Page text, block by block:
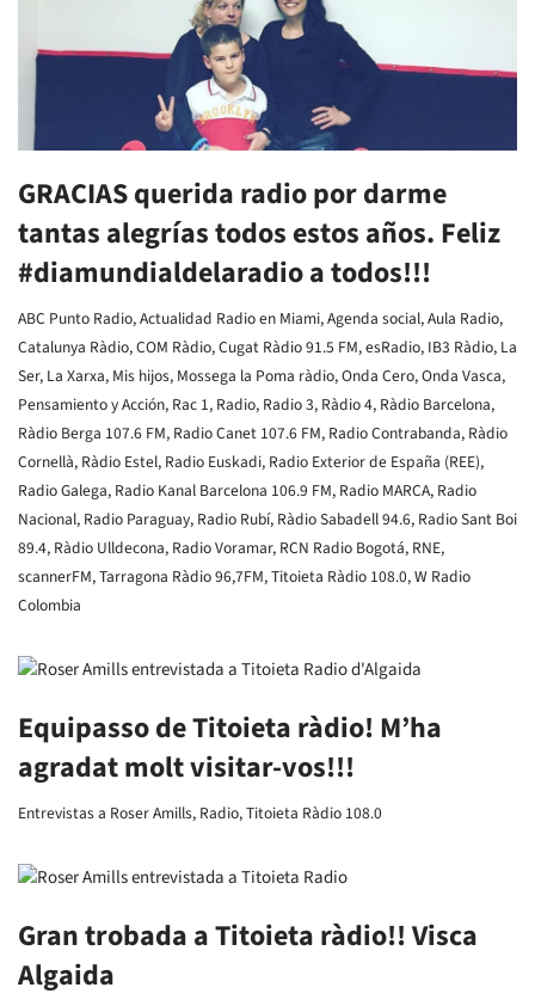
GRACIAS querida radio por darme
tantas alegrías todos estos años. Feliz
#diamundialdelaradio a todos!!!
ABC Punto Radio,Actualidad Radio en Miami,Agenda social,Aula Radio,
Catalunya Ràdio,COM Ràdio,Cugat Ràdio 91.5 FM,esRadio, IB3 Ràdio, La
Ser, La Xarxa, Mis hijos, Mossega la Poma ràdio,Onda Cero,Onda Vasca,
Pensamiento y Acción, Rac 1, Radio, Radio 3, Ràdio 4, Ràdio Barcelona,
Ràdio Berga 107.6 FM, Radio Canet 107.6 FM, Radio Contrabanda, Ràdio
Cornellà, Ràdio Estel, Radio Euskadi, Radio Exterior de España (REE),
Radio Galega, Radio Kanal Barcelona 106.9 FM, Radio MARCA, Radio
Nacional, Radio Paraguay, Radio Rubí, Ràdio Sabadell 94.6, Radio Sant Boi
89.4, Ràdio Ulldecona, Radio Voramar, RCN Radio Bogotá, RNE,
scannerFM,Tarragona Ràdio 96,7FM,Titoieta Ràdio 108.0,W Radio
Colombia
Equipasso de Titoieta ràdio! M’ha
agradat molt visitar-vos!!!
Entrevistas a Roser Amills, Radio,Titoieta Ràdio 108.0
Gran trobada a Titoieta ràdio!! Visca
Algaida